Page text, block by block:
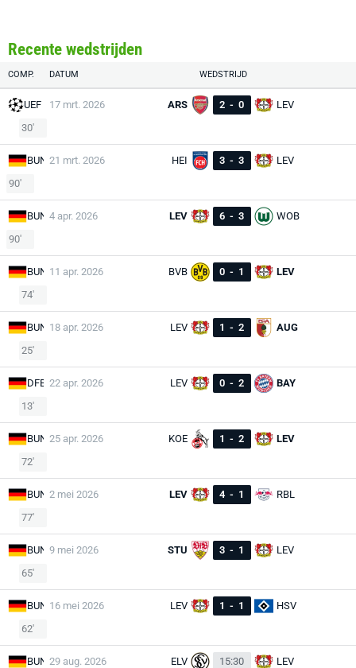
Recente wedstrijden
COMP. DATUM WEDSTRIJD
UEF 17 mrt. 2026 ARS 2 - 0
LEV
30'
BUN 21 mrt. 2026 HEI 3 - 3
LEV
90'
BUN 4 apr. 2026 LEV 6 - 3
WOB
90'
BUN 11 apr. 2026 BVB 0 - 1
LEV
74'
BUN 18 apr. 2026 LEV 1 - 2
AUG
25'
DFB 22 apr. 2026 LEV 0 - 2
BAY
13'
BUN 25 apr. 2026 KOE 1 - 2
LEV
72'
BUN 2 mei 2026 LEV 4 - 1
RBL
77'
BUN 9 mei 2026 STU 3 - 1
LEV
65'
BUN 16 mei 2026 LEV 1 - 1
HSV
62'
BUN 29 aug. 2026 ELV 15:30 LEV